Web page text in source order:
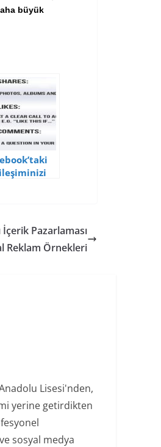
büyük
İçerik Pazarlaması
Reklam Örnekleri
Lisesi'nden,
yerine getirdikten
sosyal medya